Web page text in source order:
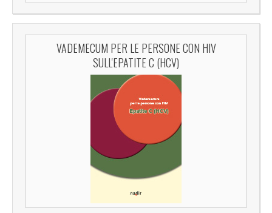
VADEMECUM PER LE PERSONE CON HIV
SULL'EPATITE C (HCV)